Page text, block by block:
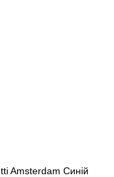
Amsterdam Синій